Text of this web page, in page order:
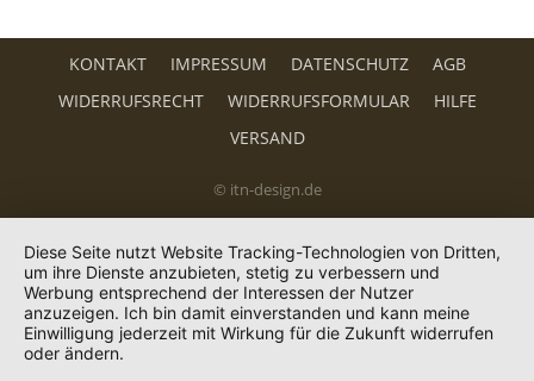
KONTAKT IMPRESSUM DATENSCHUTZ
AGB
WIDERRUFSRECHT
WIDERRUFSFORMULAR
HILFE
VERSAND
© itn-design.de
Diese Seite nutzt Website Tracking-Technologien von Dritten,
um ihre Dienste anzubieten, stetig zu verbessern und
Werbung entsprechend der Interessen der Nutzer
anzuzeigen. Ich bin damit einverstanden und kann meine
Einwilligung jederzeit mit Wirkung für die Zukunft widerrufen
oder ändern.